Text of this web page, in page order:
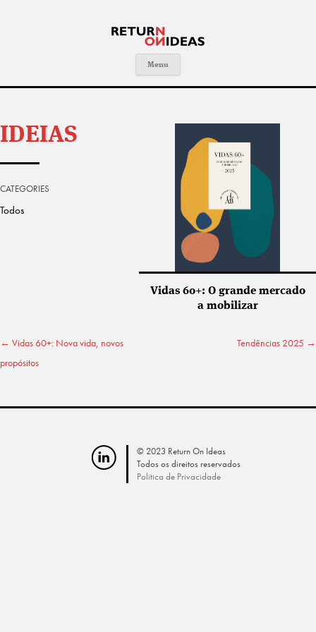
Menu
IDEIAS
CATEGORIES
Todos
Vidas 60+: O grande mercado
a mobilizar
Post navigation
← Vidas 60+: Nova vida, novos
propósitos
Tendências 2025 →
© 2023 Return On Ideas
Todos os direitos reservados
Politica de Privacidade